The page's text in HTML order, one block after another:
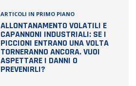
ARTICOLI IN PRIMO PIANO
ALLONTANAMENTO VOLATILI E
CAPANNONI INDUSTRIALI: SE I
PICCIONI ENTRANO UNA VOLTA
TORNERANNO ANCORA. VUOI
ASPETTARE I DANNI O
PREVENIRLI?